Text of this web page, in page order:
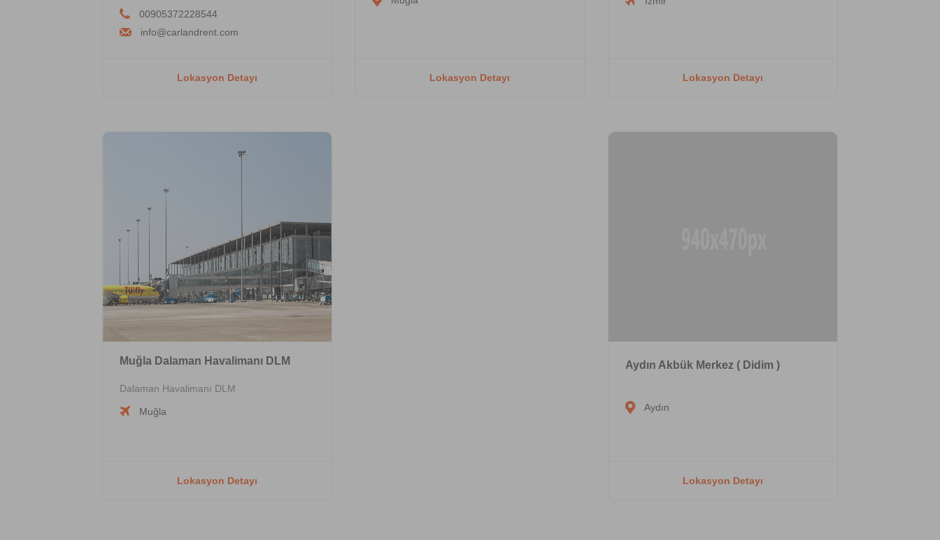
00905372228544
info@carlandrent.com
Lokasyon Detayı Lokasyon Detayı Lokasyon Detayı
Muğla Dalaman Havalimanı DLM
Dalaman Havalimanı DLM
Muğla
Lokasyon Detayı
Aydın Akbük Merkez ( Didim )
Aydın
Lokasyon Detayı